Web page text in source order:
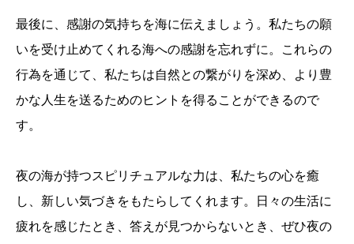
最後に、感謝の気持ちを海に伝えましょう。私たちの願
いを受け止めてくれる海への感謝を忘れずに。これらの
行為を通じて、私たちは自然との繋がりを深め、より豊
かな人生を送るためのヒントを得ることができるので
す。
夜の海が持つスピリチュアルな力は、私たちの心を癒
し、新しい気づきをもたらしてくれます。日々の生活に
疲れを感じたとき、答えが見つからないとき、ぜひ夜の